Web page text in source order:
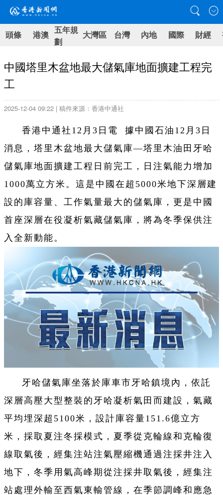
頭條 港澳 五年規
劃
大灣區 台灣 內地 國際 財經
中國塔里木盆地最大儲氣庫地面擴建工程完
工
2025-12-04 09:22 | 稿件來源：香港中通社
香港中通社12月3日電 據中國石油12月3日
消息，塔里木盆地最大儲氣庫—塔里木油田牙哈
儲氣庫地面擴建工程日前完工，日注氣能力增加
1000萬立方米。這是中國在超5000米地下深層建
設的庫容量、工作氣量最大的儲氣庫，更是中國
首座深層在役凝析氣藏儲氣庫，將為冬季保供注
入全新動能。
牙哈儲氣庫坐落於庫車市牙哈鎮境內，依託
深層高壓大型整裝的牙哈凝析氣田而建設，氣藏
平均埋深超5100米，設計庫容量151.6億立方
米，採取夏注冬採模式，夏季從克輪線和克輪復
線取氣後，經集注站注氣壓縮機通過注採井注入
地下，冬季用氣高峰期從注採井取氣後，經集注
站處理外輸至西氣東輸管線，在季節調峰和應急